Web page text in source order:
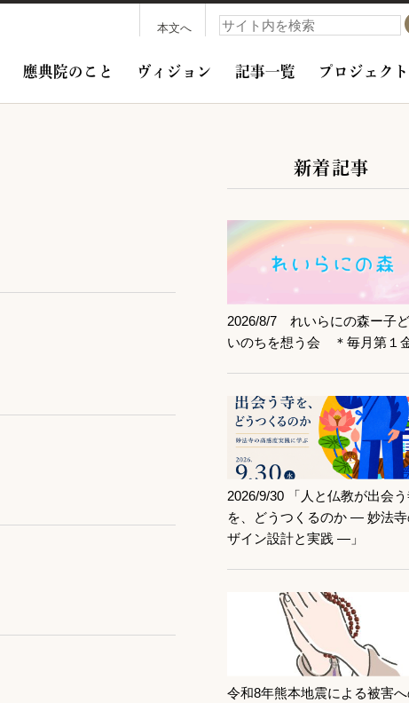
本文へ 検索
應典院のこと ヴィジョン 記事一覧 プロジェク
サブコンテンツ
新着記事
2026/8/7 れいらにの森ー子
いのちを想う会 ＊毎月第１
記事を読む
2026/9/30 「人と仏教が出会
を、どうつくるのか ― 妙法
ザイン設計と実践 ―」
記事を読む
令和8年熊本地震による被害
記事を読む